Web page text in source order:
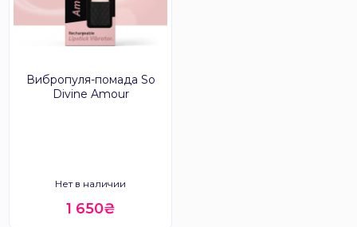
Вибропуля-помада So
Divine Amour
Нет в наличии
1 650₴